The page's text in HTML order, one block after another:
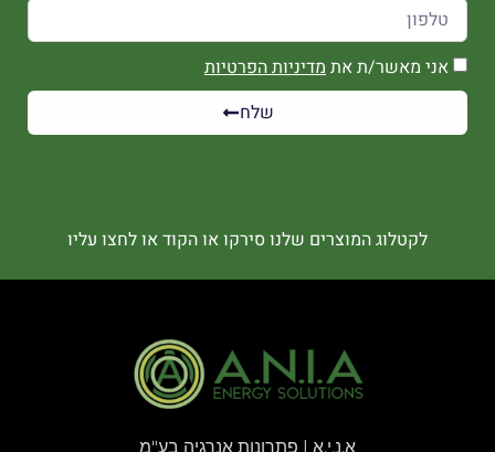
אני מאשר/ת את מדיניות הפרטיות
שלח
לקטלוג המוצרים שלנו סירקו או הקוד או לחצו עליו
א.נ.י.א | פתרונות אנרגיה בע"מ